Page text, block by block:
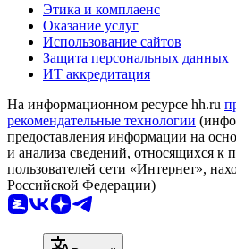
Этика и комплаенс
Оказание услуг
Использование сайтов
Защита персональных данных
ИТ аккредитация
На информационном ресурсе hh.ru
рекомендательные технологии
предоставления информации на
и анализа сведений, относящихся к
пользователей сети «Интернет»,
Российской Федерации)